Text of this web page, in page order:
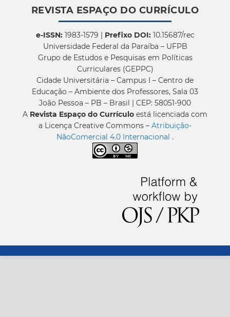
REVISTA ESPAÇO DO CURRÍCULO
e-ISSN:1983-1579 | Prefixo DOI:10.15687/rec
Universidade Federal da Paraíba – UFPB
Grupo de Estudos e Pesquisas em Políticas
Curriculares (GEPPC)
Cidade Universitária – Campus I – Centro de
Educação – Ambiente dos Professores, Sala 03
João Pessoa – PB – Brasil | CEP: 58051-900
A Revista Espaço do Currículo está licenciada com
a Licença Creative Commons – Atribuição-
NãoComercial 4.0 Internacional .